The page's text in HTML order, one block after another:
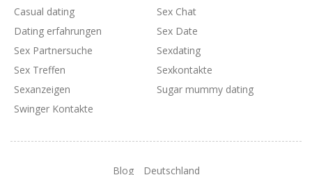
Casual dating
Dating erfahrungen
Sex Chat
Sex Date
Sex Partnersuche
Sex Treffen
Sexanzeigen
Sexdating
Sexkontakte
Sugar mummy dating
Swinger Kontakte
Blog Deutschland